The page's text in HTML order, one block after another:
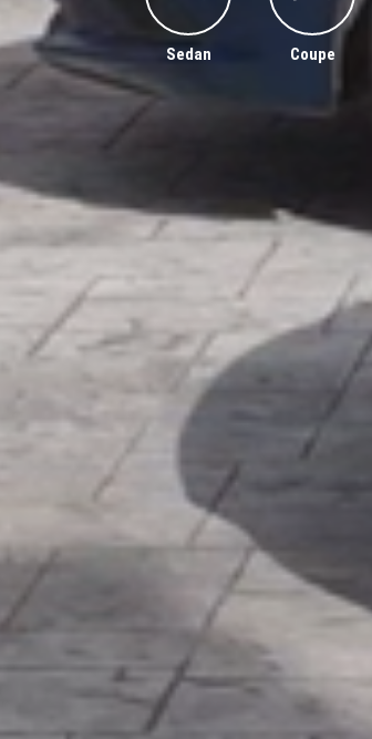
Sedan Coupe